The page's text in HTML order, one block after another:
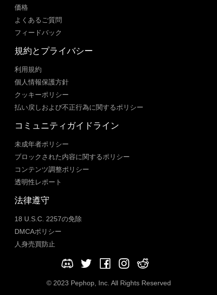
価格
よくあるご質問
フィードバック
規約とプライバシー
利用規約
個人情報保護方針
クッキーポリシー
払い戻しおよび不正行為に関するポリシー
コミュニティガイドライン
未成年者ポリシー
ブロックされた内容に関するポリシー
コンテンツ調整ポリシー
透明性レポート
法律遵守
18 U.S.C. 2257の免除
DMCAポリシー
人身売買防止
© 2023 Pephop, Inc. All Rights Reserved